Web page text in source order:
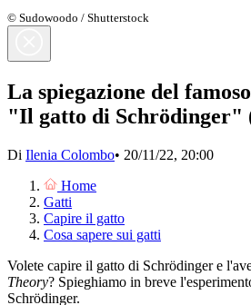
© Sudowoodo / Shutterstock
La spiegazione del
"Il gatto di Schrödinger"
Di Ilenia Colombo• 20/11/22, 20:00
Home
Gatti
Capire il gatto
Cosa sapere sui gatti
Volete capire il gatto di Schrödinger e
Theory? Spieghiamo in breve
Schrödinger.